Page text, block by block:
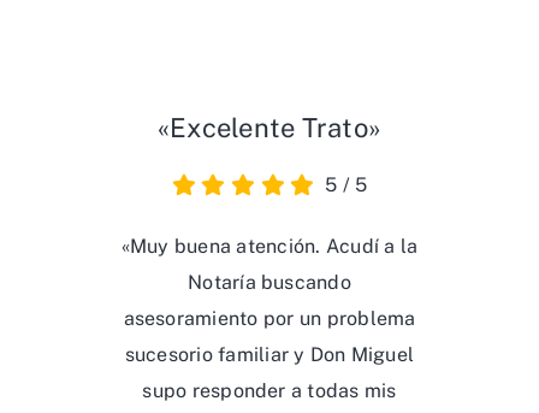
«Excelente Trato»
5 / 5
«Muy buena atención. Acudí a la
Notaría buscando
asesoramiento por un problema
sucesorio familiar y Don Miguel
supo responder a todas mis